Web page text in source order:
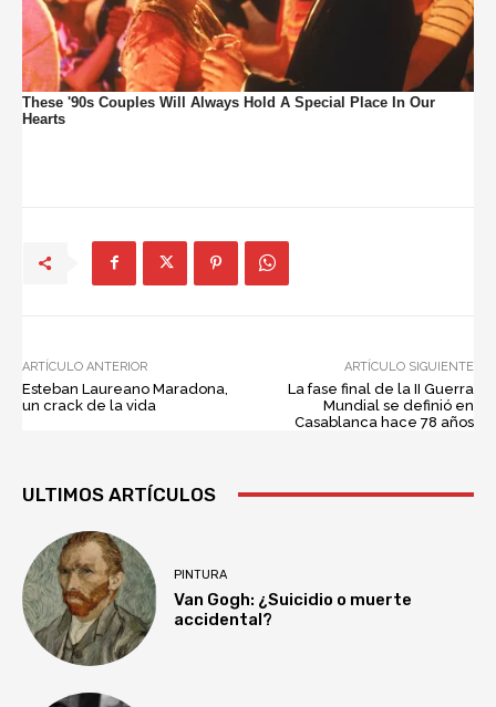
ARTÍCULO ANTERIOR
Esteban Laureano Maradona,
un crack de la vida
ARTÍCULO SIGUIENTE
La fase final de la II Guerra
Mundial se definió en
Casablanca hace 78 años
ULTIMOS ARTÍCULOS
PINTURA
Van Gogh: ¿Suicidio o muerte
accidental?